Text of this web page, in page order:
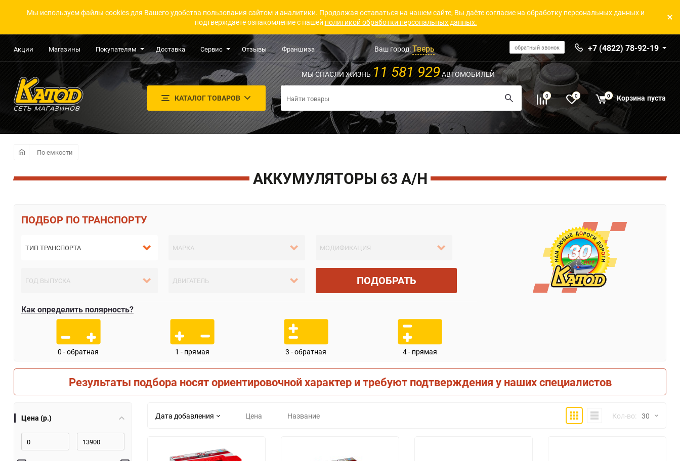
Мы используем файлы cookies для Вашего удобства пользования сайтом и аналитики. Продолжая оставаться на нашем сайте, Вы даёте согласие на обработку персональных данных и
подтверждаете ознакомление с нашей политикой обработки персональных данных.
Акции Магазины Покупателям Доставка Сервис Отзывы Франшиза Ваш город:Тверь обратный звонок +7 (4822) 78-92-19
КАТАЛОГ ТОВАРОВ
МЫ СПАСЛИ ЖИЗНЬ 11 581 929АВТОМОБИЛЕЙ
0 0 0 Корзина пуста
По емкости
АККУМУЛЯТОРЫ 63 A/H
ПО ТРАНСПОРТУ
ПОДОБРАТЬ
Как определить полярность?
0 - обратная 1 - прямая 3 - обратная 4 - прямая
Результаты подбора носят ориентировочной характер и требуют подтверждения у наших специалистов
Цена (р.) Дата добавления Цена Название ПлиткаКомпактноКол-во: 30